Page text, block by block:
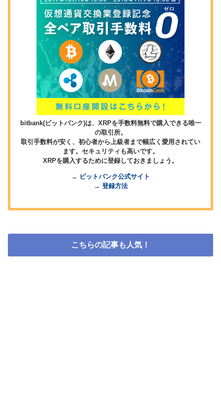
bitbank(ビットバンク)は、XRPを手数料無料で購入できる唯一
の取引所。
取引手数料が安く、初心者から上級者まで幅広く愛用されてい
ます。セキュリティも高いです。
XRPを購入するために登録しておきましょう。
→ ビットバンク公式サイト
→ 登録方法
こちらの記事も人気！